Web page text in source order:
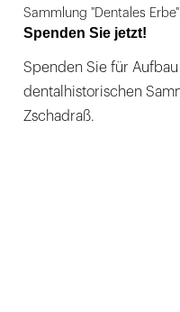
Sammlung "Dentales Erbe"
Spenden Sie jetzt!
Spenden Sie für
dentalhistorischen
Zschadraß.